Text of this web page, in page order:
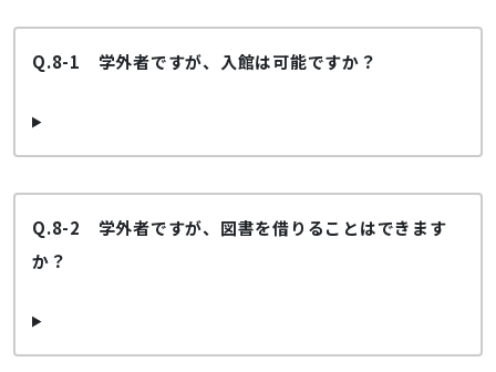
Q.8-1 学外者ですが、入館は可能ですか？
Q.8-2 学外者ですが、図書を借りることはできます
か？